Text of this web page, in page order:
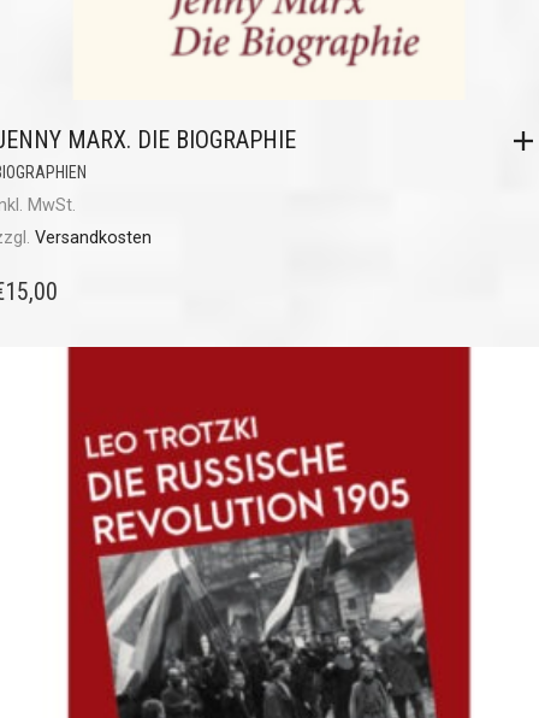
MARX. DIE BIOGRAPHIE
MwSt.
Versandkosten
15,00